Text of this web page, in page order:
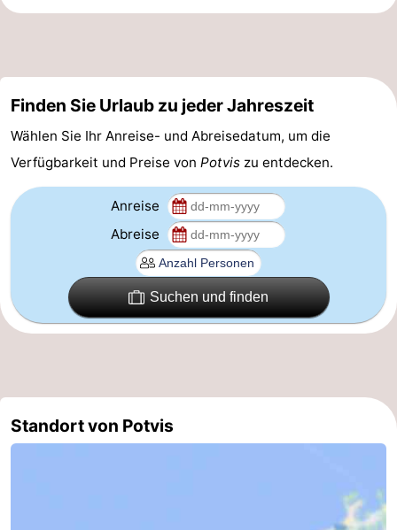
Parken
-
Küstetram
Medizin
Adressen
Region
Brügge
-
Küste
-
Finden Sie Urlaub zu jeder Jahreszeit
Wählen Sie Ihr Anreise- und Abreisedatum, um die
Verfügbarkeit und Preise von Potvis zu entdecken.
Anreise
Abreise
Suchen und finden
Standort von Potvis